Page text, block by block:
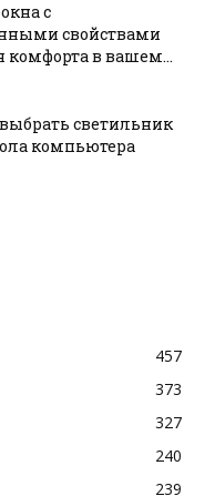
с
свойствами
в вашем...
светильник
компьютера
457
373
327
240
239